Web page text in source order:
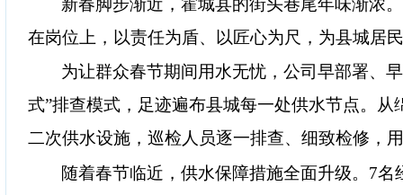
在岗位上，以责任为盾、以匠心为尺，为县城居
为让群众春节期间用水无忧，公司早部署、
式”排查模式，足迹遍布县城每一处供水节点。从
二次供水设施，巡检人员逐一排查、细致检修，
随着春节临近，供水保障措施全面升级。 7名